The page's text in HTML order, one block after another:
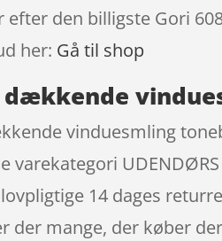
efter den billigste Gori
her: Gå til shop
dækkende
vinduesmling
UDENDØRS
14 dages
der mange, der køber